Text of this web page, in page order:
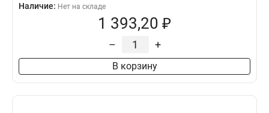
Наличие: Нет на складе
1 393,20 ₽
– +
В корзину